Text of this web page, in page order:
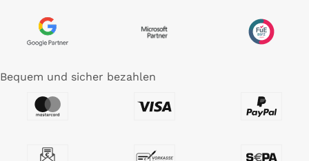
Bequem und sicher bezahlen